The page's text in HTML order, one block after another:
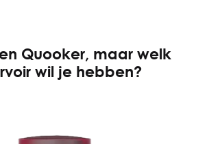
Quooker, maar welk
wil je hebben?